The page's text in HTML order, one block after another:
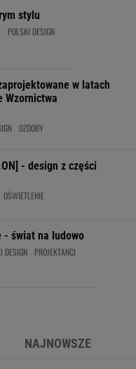
stylu
POLSKI DESIGN
w latach
Wzornictwa
OZDOBY
- design z części
OŚWIETLENIE
- świat na ludowo
DESIGN PROJEKTANCI
NAJNOWSZE